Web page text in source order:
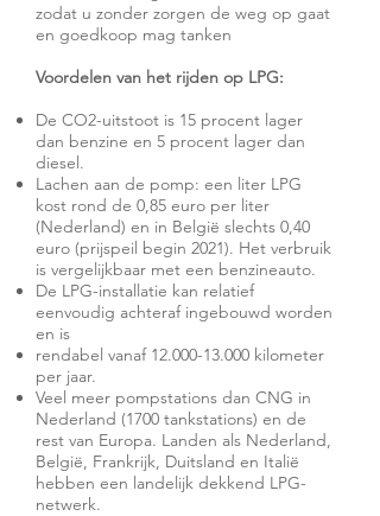
zodat u zonder zorgen de weg op gaat
en goedkoop mag tanken
Voordelen van het rijden op LPG:
De CO2-uitstoot is 15 procent lager
dan benzine en 5 procent lager dan
diesel.
Lachen aan de pomp: een liter LPG
kost rond de 0,85 euro per liter
(Nederland) en in België slechts 0,40
euro (prijspeil begin 2021). Het verbruik
is vergelijkbaar met een benzineauto.
De LPG-installatie kan relatief
eenvoudig achteraf ingebouwd worden
en is
rendabel vanaf 12.000-13.000 kilometer
per jaar.
Veel meer pompstations dan CNG in
Nederland (1700 tankstations) en de
rest van Europa. Landen als Nederland,
België, Frankrijk, Duitsland en Italië
hebben een landelijk dekkend LPG-
netwerk.